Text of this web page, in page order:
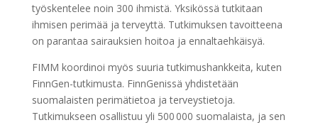
työskentelee noin 300 ihmistä. Yksikössä tutkitaan
ihmisen perimää ja terveyttä. Tutkimuksen tavoitteena
on parantaa sairauksien hoitoa ja ennaltaehkäisyä.
FIMM koordinoi myös suuria tutkimushankkeita, kuten
FinnGen-tutkimusta. FinnGenissä yhdistetään
suomalaisten perimätietoa ja terveystietoja.
Tutkimukseen osallistuu yli 500 000 suomalaista, ja sen